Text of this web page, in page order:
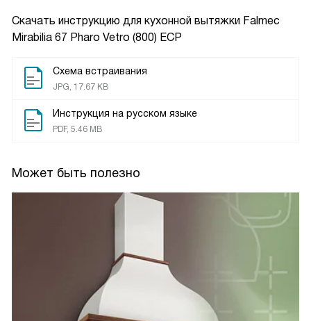
Скачать инструкцию для кухонной вытяжки Falmec
Mirabilia 67 Pharo Vetro (800) ECP
Схема встраивания
JPG, 17.67 KB
Инструкция на русском языке
PDF, 5.46 MB
Может быть полезно